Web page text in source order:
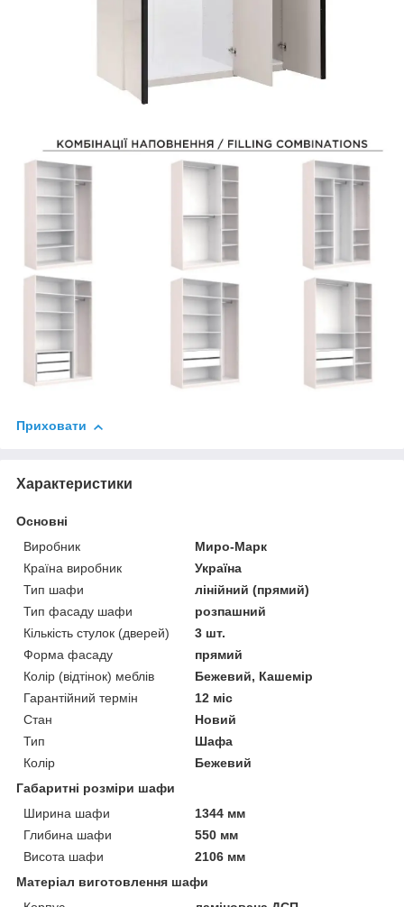
Приховати
Характеристики
Основні
Виробник
Миро-Марк
Країна виробник
Україна
Тип шафи
лінійний (прямий)
Тип фасаду шафи
розпашний
Кількість стулок (дверей)
3 шт.
Форма фасаду
прямий
Колір (відтінок) меблів
Бежевий, Кашемір
Гарантійний термін
12 міс
Стан
Новий
Тип
Шафа
Колір
Бежевий
Габаритні розміри шафи
Ширина шафи
1344 мм
Глибина шафи
550 мм
Висота шафи
2106 мм
Матеріал виготовлення шафи